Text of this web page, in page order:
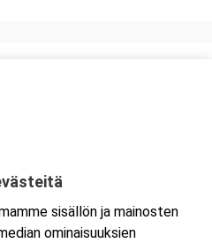
sisällön ja mainosten
ominaisuuksien